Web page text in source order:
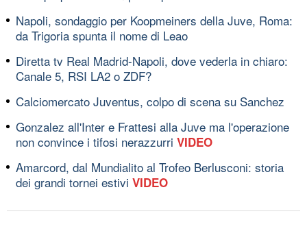
Napoli, sondaggio per Koopmeiners della Juve, Roma:
da Trigoria spunta il nome di Leao
Diretta tv Real Madrid-Napoli, dove vederla in chiaro:
Canale 5, RSI LA2 o ZDF?
Calciomercato Juventus, colpo di scena su Sanchez
Gonzalez all'Inter e Frattesi alla Juve ma l'operazione
non convince i tifosi nerazzurri VIDEO
Amarcord, dal Mundialito al Trofeo Berlusconi: storia
dei grandi tornei estivi VIDEO